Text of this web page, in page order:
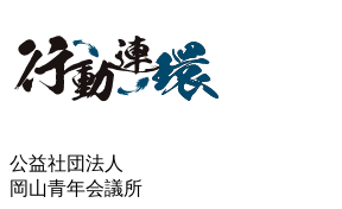
公益社団法人
岡山青年会議所